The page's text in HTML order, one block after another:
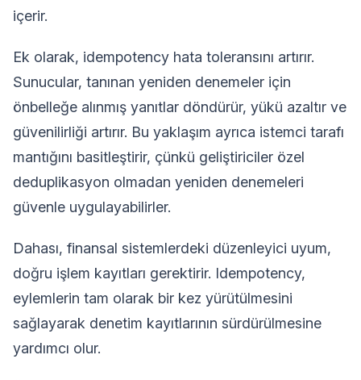
içerir.
Ek olarak, idempotency hata toleransını artırır.
Sunucular, tanınan yeniden denemeler için
önbelleğe alınmış yanıtlar döndürür, yükü azaltır ve
güvenilirliği artırır. Bu yaklaşım ayrıca istemci tarafı
mantığını basitleştirir, çünkü geliştiriciler özel
deduplikasyon olmadan yeniden denemeleri
güvenle uygulayabilirler.
Dahası, finansal sistemlerdeki düzenleyici uyum,
doğru işlem kayıtları gerektirir. Idempotency,
eylemlerin tam olarak bir kez yürütülmesini
sağlayarak denetim kayıtlarının sürdürülmesine
yardımcı olur.